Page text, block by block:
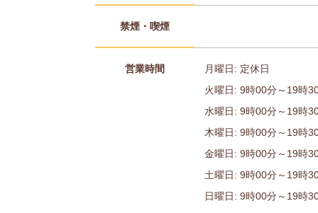
禁煙・喫煙
営業時間
月曜日: 定休日
火曜日: 9時00分～19時
水曜日: 9時00分～19時
木曜日: 9時00分～19時
金曜日: 9時00分～19時
土曜日: 9時00分～19時
日曜日: 9時00分～19時